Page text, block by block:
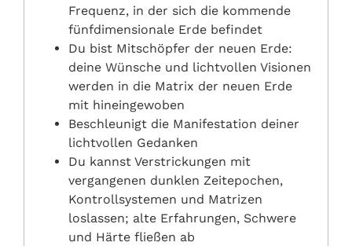
Frequenz, in der sich die kommende
fünfdimensionale Erde befindet
Du bist Mitschöpfer der neuen Erde:
deine Wünsche und lichtvollen Visionen
werden in die Matrix der neuen Erde
mit hineingewoben
Beschleunigt die Manifestation deiner
lichtvollen Gedanken
Du kannst Verstrickungen mit
vergangenen dunklen Zeitepochen,
Kontrollsystemen und Matrizen
loslassen; alte Erfahrungen, Schwere
und Härte fließen ab